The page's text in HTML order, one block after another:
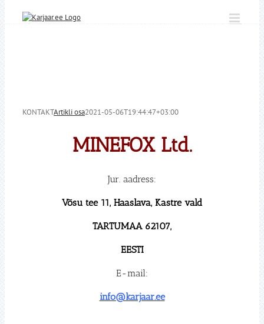
KONTAKTArtikli osa2021-05-06T19:44:47+03:00
MINEFOX Ltd.
Jur. aadress:
Võsu tee 11, Haaslava, Kastre vald
TARTUMAA 62107,
EESTI
E-mail:
info@karjaar.ee